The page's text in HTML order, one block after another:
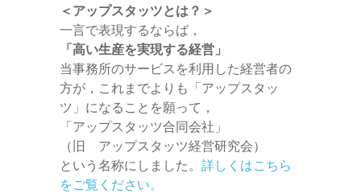
＜アップスタッツとは？＞
一言で表現するならば，
「高い生産を実現する経営」
当事務所のサービスを利用した経営者の
方が，これまでよりも「アップスタッ
ツ」になることを願って，
「アップスタッツ合同会社」
（旧 アップスタッツ経営研究会）
という名称にしました。 詳しくはこちら
をご覧ください。